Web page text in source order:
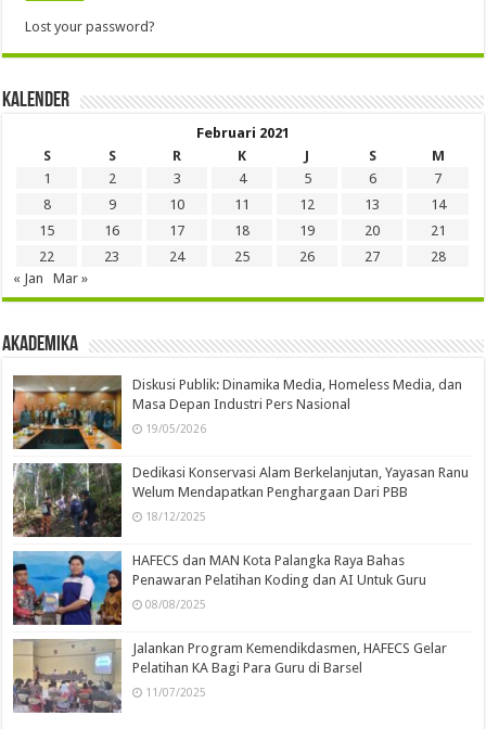
Lost your password?
Kalender
Februari 2021
S
S R K J S
M
1
2 3 4 5 6
7
8
9 10 11 12 13
14
15
16 17 18 19 20
21
22
23 24 25 26 27
28
« Jan
Mar »
Akademika
Diskusi Publik: Dinamika Media, Homeless Media, dan
Masa Depan Industri Pers Nasional
19/05/2026
Dedikasi Konservasi Alam Berkelanjutan, Yayasan Ranu
Welum Mendapatkan Penghargaan Dari PBB
18/12/2025
HAFECS dan MAN Kota Palangka Raya Bahas
Penawaran Pelatihan Koding dan AI Untuk Guru
08/08/2025
Jalankan Program Kemendikdasmen, HAFECS Gelar
Pelatihan KA Bagi Para Guru di Barsel
11/07/2025